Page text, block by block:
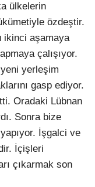
ülkelerin
özdeştir.
ikinci aşamaya
çalışıyor.
yerleşim
gasp ediyor.
Oradaki Lübnan
Sonra bize
İşgalci ve
İçişleri
çıkarmak son